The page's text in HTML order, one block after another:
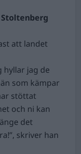
att landet
hyllar jag de
som kämpar
stöttat
och ni kan
det
skriver han